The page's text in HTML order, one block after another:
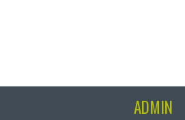
ADMIN